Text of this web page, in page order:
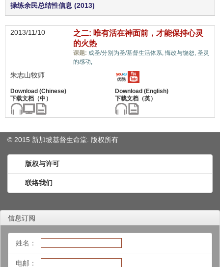
操练余民总结性信息 (2013)
2013/11/10
之二: 唯有活在神面前，才能保持心灵
的火热
课题: 成圣/分别为圣/基督生活体系, 悔改与饶恕, 圣灵
的感动,
朱志山牧师
© 2015 新加坡基督生命堂. 版权所有
版权与许可
联络我们
信息订阅
姓名：
电邮：